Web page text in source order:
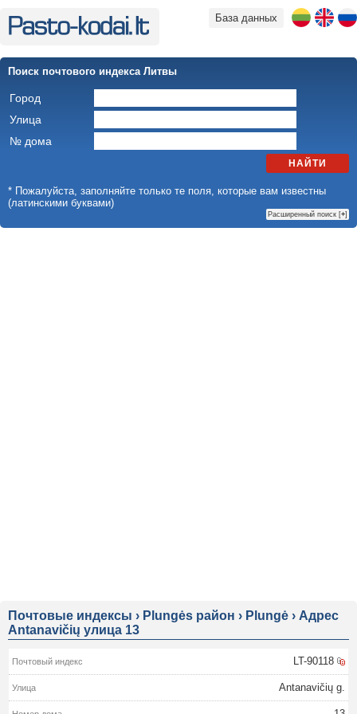
База данных
Поиск почтового индекса Литвы
Город
Улица
№ дома
НАЙТИ
* Пожалуйста, заполняйте только те поля, которые вам известны
(латинскими буквами)
Расширенный поиск [+]
Почтовые индексы › Plungės район › Plungė › Адрес
Antanavičių улица 13
LT-90118
Antanavičių g.